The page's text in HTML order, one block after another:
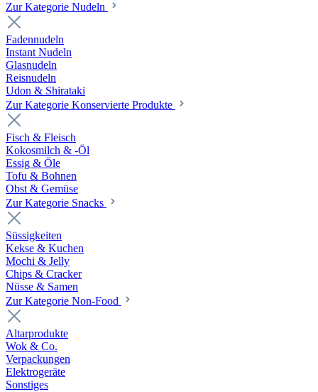
Zur Kategorie Nudeln
Fadennudeln
Instant Nudeln
Glasnudeln
Reisnudeln
Udon & Shirataki
Zur Kategorie Konservierte Produkte
Fisch & Fleisch
Kokosmilch & -Öl
Essig & Öle
Tofu & Bohnen
Obst & Gemüse
Zur Kategorie Snacks
Süssigkeiten
Kekse & Kuchen
Mochi & Jelly
Chips & Cracker
Nüsse & Samen
Zur Kategorie Non-Food
Altarprodukte
Wok & Co.
Verpackungen
Elektrogeräte
Sonstiges